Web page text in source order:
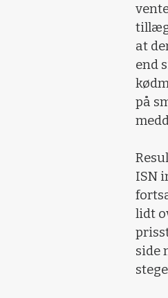
at
end
på
ISN
lidt
side